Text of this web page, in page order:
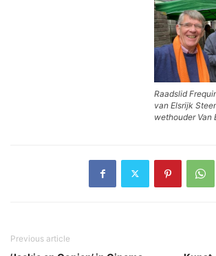
Raadslid
van Elsrijk
wethouder Van
Previous article